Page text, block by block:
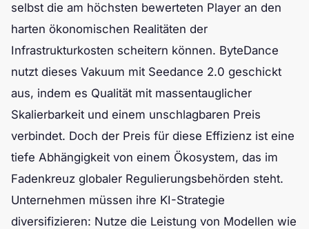
selbst die am höchsten bewerteten Player an den
harten ökonomischen Realitäten der
Infrastrukturkosten scheitern können. ByteDance
nutzt dieses Vakuum mit Seedance 2.0 geschickt
aus, indem es Qualität mit massentauglicher
Skalierbarkeit und einem unschlagbaren Preis
verbindet. Doch der Preis für diese Effizienz ist eine
tiefe Abhängigkeit von einem Ökosystem, das im
Fadenkreuz globaler Regulierungsbehörden steht.
Unternehmen müssen ihre KI-Strategie
diversifizieren: Nutze die Leistung von Modellen wie